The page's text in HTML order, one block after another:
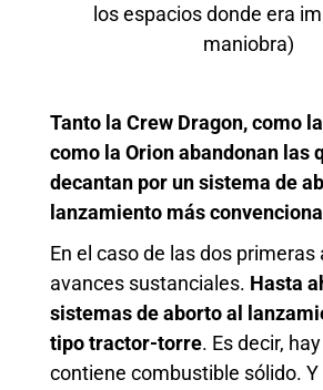
los espacios donde era
maniobra)
Tanto la Crew Dragon, como
como la Orion abandonan las
decantan por un sistema de
lanzamiento más
En el caso de las dos primeras
avances sustanciales. Hasta
sistemas de aborto al
tipo tractor-torre. Es decir,
contiene combustible sólido.